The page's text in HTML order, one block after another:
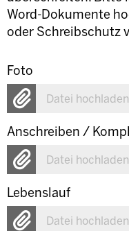
Word-Dokumente
oder Schreibschutz
Foto
Datei hochladen
Anschreiben /
Datei hochladen
Lebenslauf
Datei hochladen